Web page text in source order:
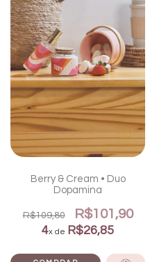
Berry & Cream • Duo
Dopamina
R$109,80 R$101,90
4x de R$26,85